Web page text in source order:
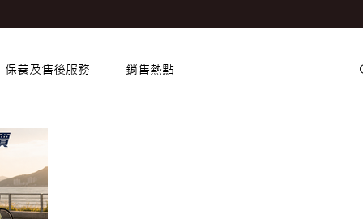
保養及售後服務 銷售熱點